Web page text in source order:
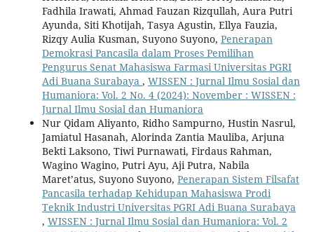
Fadhila Irawati, Ahmad Fauzan Rizqullah, Aura Putri
Ayunda, Siti Khotijah, Tasya Agustin, Ellya Fauzia,
Rizqy Aulia Kusman, Suyono Suyono, Penerapan
Demokrasi Pancasila dalam Proses Pemilihan
Pengurus Senat Mahasiswa Farmasi Universitas PGRI
Adi Buana Surabaya , WISSEN : Jurnal Ilmu Sosial dan
Humaniora: Vol. 2 No. 4 (2024): November : WISSEN :
Jurnal Ilmu Sosial dan Humaniora
Nur Qidam Aliyanto, Ridho Sampurno, Hustin Nasrul,
Jamiatul Hasanah, Alorinda Zantia Mauliba, Arjuna
Bekti Laksono, Tiwi Purnawati, Firdaus Rahman,
Wagino Wagino, Putri Ayu, Aji Putra, Nabila
Maret’atus, Suyono Suyono, Penerapan Sistem Filsafat
Pancasila terhadap Kehidupan Mahasiswa Prodi
Teknik Industri Universitas PGRI Adi Buana Surabaya
, WISSEN : Jurnal Ilmu Sosial dan Humaniora: Vol. 2